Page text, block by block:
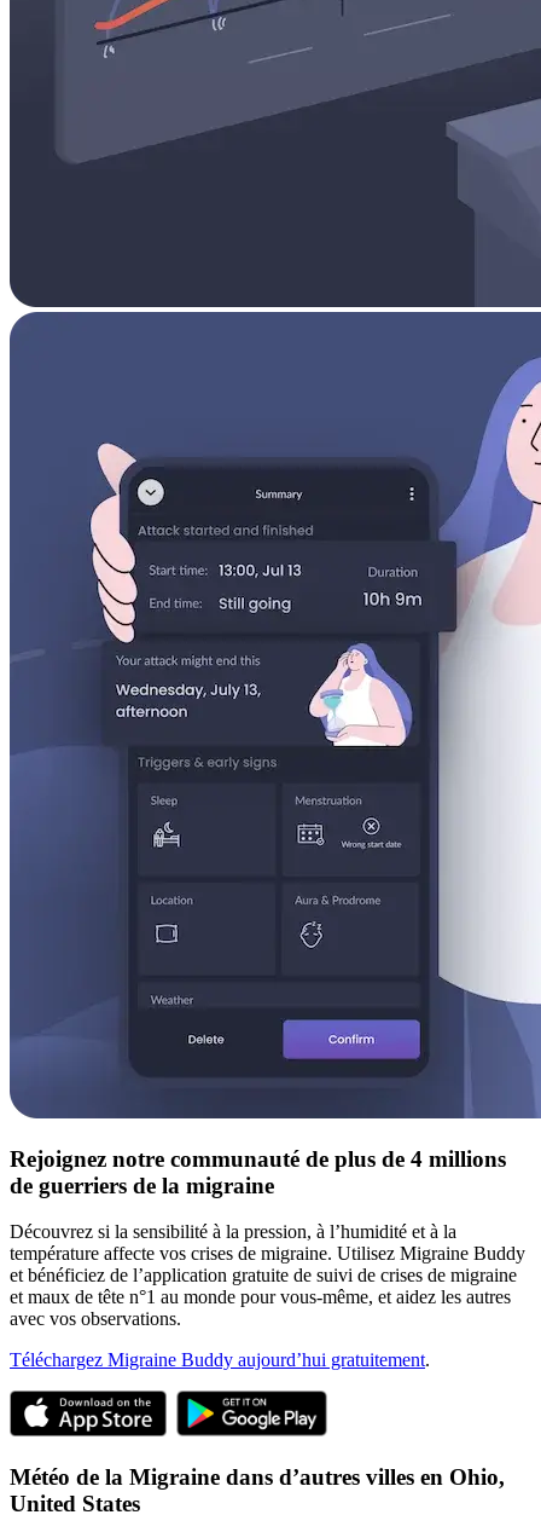
Rejoignez notre communauté de plus de 4 millions
de guerriers de la migraine
Découvrez si la sensibilité à la pression, à l’humidité et à la
température affecte vos crises de migraine. Utilisez Migraine Buddy
et bénéficiez de l’application gratuite de suivi de crises de migraine
et maux de tête n°1 au monde pour vous-même, et aidez les autres
avec vos observations.
Téléchargez Migraine Buddy aujourd’hui gratuitement.
Météo de la Migraine dans d’autres villes en Ohio,
United States